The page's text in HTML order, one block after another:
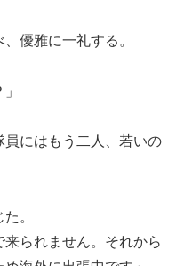
優雅に一礼する。
員にはもう二人、若いの
。
られません。それから